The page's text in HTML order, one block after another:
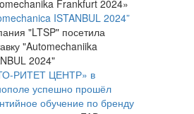
Frankfurt 2024»
ISTANBUL 2024”
"LTSP" посетила
"Automechaniika
2024"
РИТЕТ ЦЕНТР» в
успешно прошёл
обучение по бренду